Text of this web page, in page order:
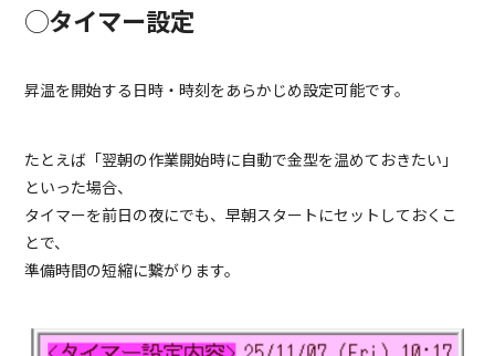
◯タイマー設定
昇温を開始する日時・時刻をあらかじめ設定可能です。
たとえば「翌朝の作業開始時に自動で金型を温めておきたい」
といった場合、
タイマーを前日の夜にでも、早朝スタートにセットしておくこ
とで、
準備時間の短縮に繋がります。